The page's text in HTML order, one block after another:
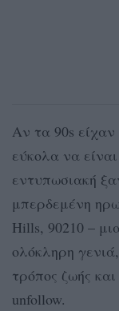
Αν τα 90s
εύκολα να
εντυπωσιακή
μπερδεμένη
Hills, 90210 –
ολόκληρη
τρόπος ζωής
unfollow.